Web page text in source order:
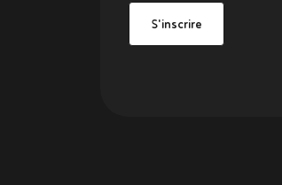
Figeac
Grand FigeacS'inscrire